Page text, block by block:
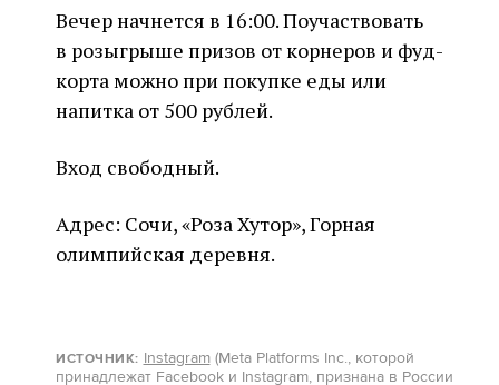
Вечер начнется в 16:00. Поучаствовать
в розыгрыше призов от корнеров и фуд-
корта можно при покупке еды или
напитка от 500 рублей.
Вход свободный.
Адрес: Сочи, «Роза Хутор», Горная
олимпийская деревня.
ИСТОЧНИК: Instagram(Meta Platforms Inc., которой
принадлежат Facebook и Instagram, признана в России